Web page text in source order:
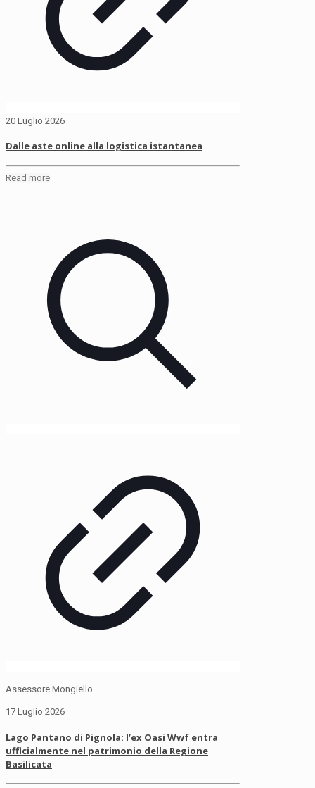
20 Luglio 2026
Dalle aste online alla logistica istantanea
Read more
Assessore Mongiello
17 Luglio 2026
Lago Pantano di Pignola: l’ex Oasi Wwf entra
ufficialmente nel patrimonio della Regione
Basilicata